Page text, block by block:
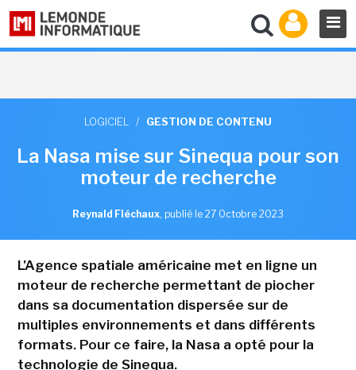
LOGICIEL / GESTION DE CONTENU
La Nasa mise sur Sinequa pour son
moteur de recherche
Reynald Fléchaux, publié le 27 Octobre 2023
L'Agence spatiale américaine met en ligne un
moteur de recherche permettant de piocher
dans sa documentation dispersée sur de
multiples environnements et dans différents
formats. Pour ce faire, la Nasa a opté pour la
technologie de Sinequa.